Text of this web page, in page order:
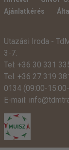
Ajánlatkérés
Utazási Iroda -
3-7.
Tel: +36 30 331
Tel: +36 27 319
0134 (09:00-
E-mail: